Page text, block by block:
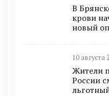
В
крови
новый
10 августа
Жители
России